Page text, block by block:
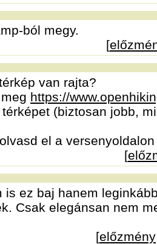
ból megy.
[
van rajta?
https://
(biztosan jobb,
el a
[
is ez baj hanem
Csak elegánsan nem
[előzmény